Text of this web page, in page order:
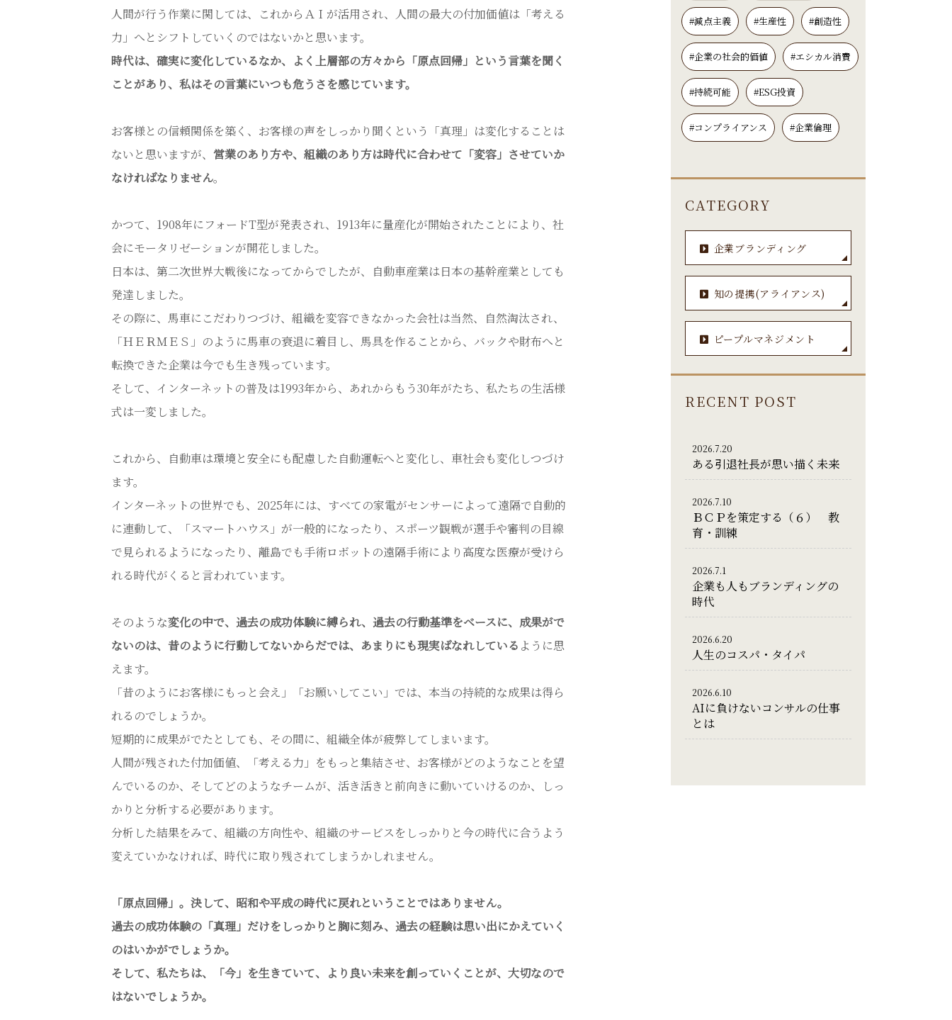
人間が行う作業に関しては、これからＡＩが活用され、人間の最大の付加価値は「考える
力」へとシフトしていくのではないかと思います。
時代は、確実に変化しているなか、よく上層部の方々から「原点回帰」という言葉を聞く
ことがあり、私はその言葉にいつも危うさを感じています。
お客様との信頼関係を築く、お客様の声をしっかり聞くという「真理」は変化することは
ないと思いますが、 営業のあり方や、組織のあり方は時代に合わせて「変容」させていか
なければなりません。
かつて、1908年にフォードT型が発表され、1913年に量産化が開始されたことにより、社
会にモータリゼーションが開花しました。
日本は、第二次世界大戦後になってからでしたが、自動車産業は日本の基幹産業としても
発達しました。
その際に、馬車にこだわりつづけ、組織を変容できなかった会社は当然、自然淘汰され、
「ＨＥＲＭＥＳ」のように馬車の衰退に着目し、馬具を作ることから、バックや財布へと
転換できた企業は今でも生き残っています。
そして、インターネットの普及は1993年から、あれからもう30年がたち、私たちの生活様
式は一変しました。
これから、自動車は環境と安全にも配慮した自動運転へと変化し、車社会も変化しつづけ
ます。
インターネットの世界でも、2025年には、すべての家電がセンサーによって遠隔で自動的
に連動して、「スマートハウス」が一般的になったり、スポーツ観戦が選手や審判の目線
で見られるようになったり、離島でも手術ロボットの遠隔手術により高度な医療が受けら
れる時代がくると言われています。
そのような変化の中で、過去の成功体験に縛られ、過去の行動基準をベースに、成果がで
ないのは、昔のように行動してないからだでは、あまりにも現実ばなれしている ように思
えます。
「昔のようにお客様にもっと会え」「お願いしてこい」では、本当の持続的な成果は得ら
れるのでしょうか。
短期的に成果がでたとしても、その間に、組織全体が疲弊してしまいます。
人間が残された付加価値、「考える力」をもっと集結させ、お客様がどのようなことを望
んでいるのか、そしてどのようなチームが、活き活きと前向きに動いていけるのか、しっ
かりと分析する必要があります。
分析した結果をみて、組織の方向性や、組織のサービスをしっかりと今の時代に合うよう
変えていかなければ、時代に取り残されてしまうかしれません。
「原点回帰」。決して、昭和や平成の時代に戻れということではありません。
過去の成功体験の「真理」だけをしっかりと胸に刻み、過去の経験は思い出にかえていく
のはいかがでしょうか。
そして、私たちは、「今」を生きていて、より良い未来を創っていくことが、大切なので
はないでしょうか。
#減点主義 #生産性 #創造性
#企業の社会的価値 #エシカル消費
#持続可能 #ESG投資
#コンプライアンス #企業倫理
CATEGORY
企業ブランディング
知の提携(アライアンス)
ピープルマネジメント
RECENT POST
2026.7.20
ある引退社長が思い描く未来
2026.7.10
ＢＣＰを策定する（６） 教
育・訓練
2026.7.1
企業も人もブランディングの
時代
2026.6.20
人生のコスパ・タイパ
2026.6.10
AIに負けないコンサルの仕事
とは